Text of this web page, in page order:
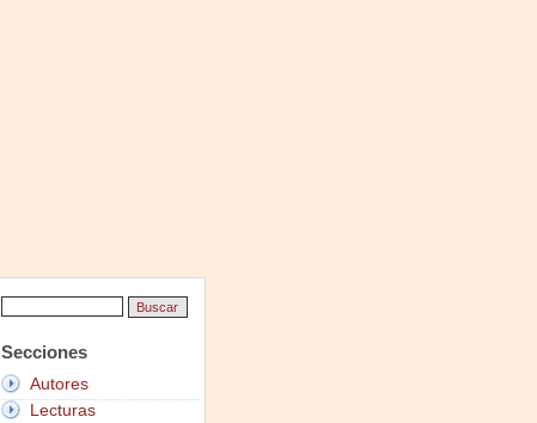
Secciones
Autores
Lecturas